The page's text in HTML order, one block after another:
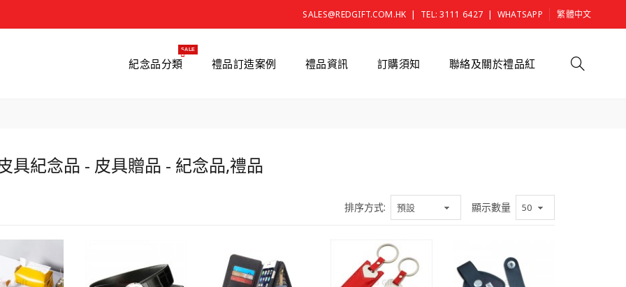
SALES@REDGIFT.COM.HK | TEL: 3111 6427 | WHATSAPP 繁體中文
紀念品分類
SALE
禮品訂造案例 禮品資訊 訂購須知 聯絡及關於禮品紅
具紀念品 - 皮具贈品 - 紀念品,禮品
排序方式: 顯示數量